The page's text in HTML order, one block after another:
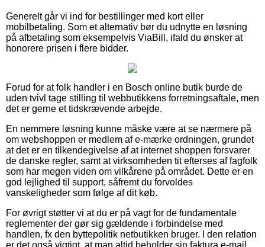
Generelt går vi ind for bestillinger med kort eller
mobilbetaling. Som et alternativ bør du udnytte en løsning
på afbetaling som eksempelvis ViaBill, ifald du ønsker at
honorere prisen i flere bidder.
Forud for at folk handler i en Bosch online butik burde de
uden tvivl tage stilling til webbutikkens forretningsaftale, men
det er gerne et tidskrævende arbejde.
En nemmere løsning kunne måske være at se nærmere på
om webshoppen er medlem af e-mærke ordningen, grundet
at det er en tilkendegivelse af at internet shoppen forsvarer
de danske regler, samt at virksomheden tit efterses af fagfolk
som har megen viden om vilkårene på området. Dette er en
god lejlighed til support, såfremt du forvoldes
vanskeligheder som følge af dit køb.
For øvrigt støtter vi at du er på vagt for de fundamentale
reglementer der gør sig gældende i forbindelse med
handlen, fx den byttepolitik netbutikken bruger. I den relation
er det også vigtigt, at man altid beholder sin faktura e-mail,